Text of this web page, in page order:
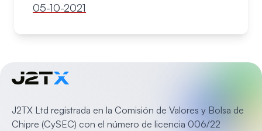
05-10-2021
J2TX Ltd registrada en la Comisión de Valores y Bolsa de
Chipre (CySEC) con el número de licencia 006/22